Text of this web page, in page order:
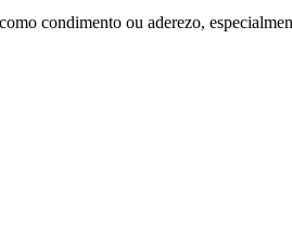
condimento ou aderezo,